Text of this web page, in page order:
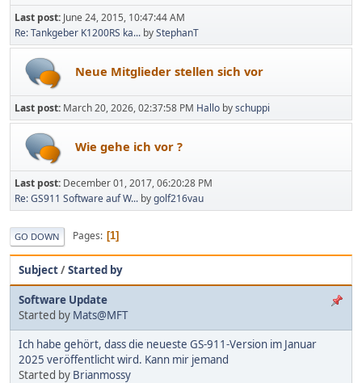
Last post: June 24, 2015, 10:47:44 AM
Re: Tankgeber K1200RS ka... byStephanT
Neue Mitglieder stellen sich vor
Last post: March 20, 2026, 02:37:58 PM Hallo byschuppi
Wie gehe ich vor ?
Last post: December 01, 2017, 06:20:28 PM
Re: GS911 Software auf W... bygolf216vau
GO DOWN Pages 1
Subject/Started by
Software Update
Started by Mats@MFT
Ich habe gehört, dass die neueste GS-911-Version im Januar
2025 veröffentlicht wird. Kann mir jemand
Started by Brianmossy